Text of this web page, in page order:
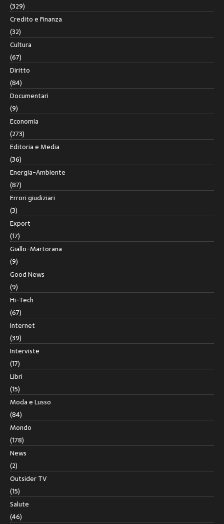
(329)
Credito e Finanza
(32)
Cultura
(67)
Diritto
(84)
Documentari
(9)
Economia
(273)
Editoria e Media
(36)
Energia-Ambiente
(87)
Errori giudiziari
(3)
Export
(17)
Giallo-Martorana
(9)
Good News
(9)
Hi-Tech
(67)
Internet
(39)
Interviste
(17)
Libri
(15)
Moda e Lusso
(84)
Mondo
(178)
News
(2)
Outsider TV
(15)
Salute
(46)